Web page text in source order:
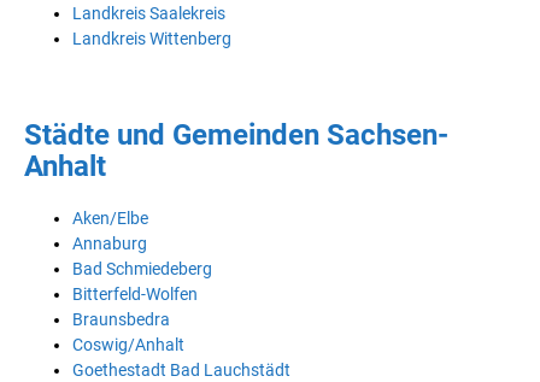
Landkreis Saalekreis
Landkreis Wittenberg
Städte und Gemeinden Sachsen-
Anhalt
Aken/Elbe
Annaburg
Bad Schmiedeberg
Bitterfeld-Wolfen
Braunsbedra
Coswig/Anhalt
Goethestadt Bad Lauchstädt